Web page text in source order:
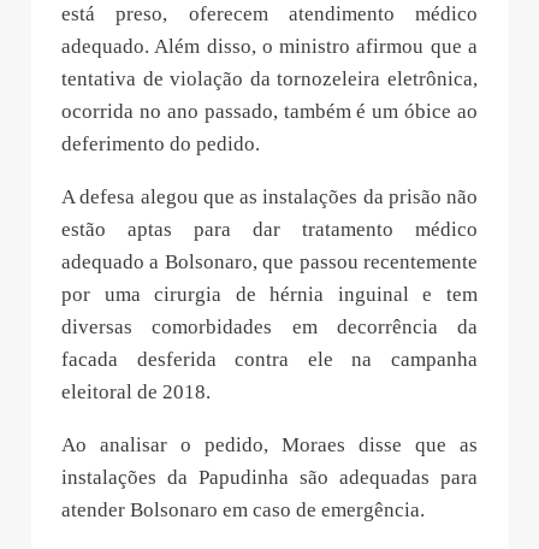
está preso, oferecem atendimento médico
adequado. Além disso, o ministro afirmou que a
tentativa de violação da tornozeleira eletrônica,
ocorrida no ano passado, também é um óbice ao
deferimento do pedido.
A defesa alegou que as instalações da prisão não
estão aptas para dar tratamento médico
adequado a Bolsonaro, que passou recentemente
por uma cirurgia de hérnia inguinal e tem
diversas comorbidades em decorrência da
facada desferida contra ele na campanha
eleitoral de 2018.
Ao analisar o pedido, Moraes disse que as
instalações da Papudinha são adequadas para
atender Bolsonaro em caso de emergência.